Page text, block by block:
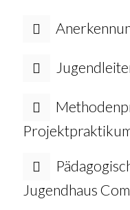
Jugendhaus